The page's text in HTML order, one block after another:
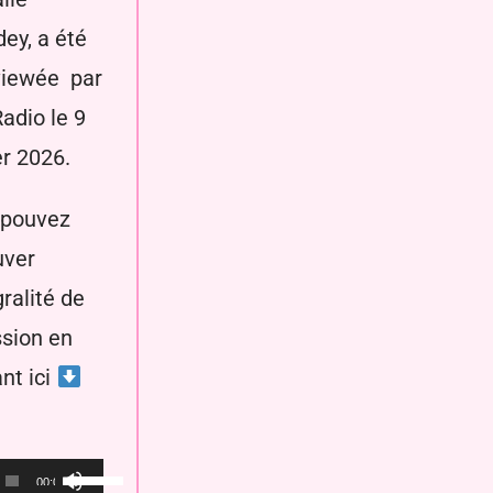
a été
par
le 9
2026.
de
en
ici
00:00Utilisez